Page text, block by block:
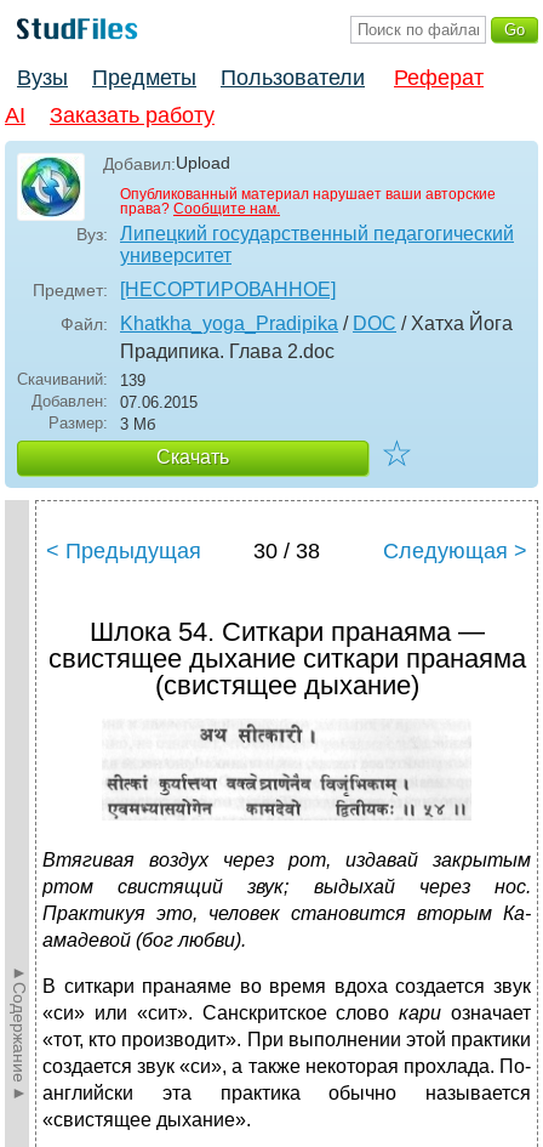
Вузы Предметы Пользователи
Реферат
AI
Заказать работу
Добавил:Upload
Опубликованный материал нарушает ваши авторские
права? Сообщите нам.
Вуз:
Липецкий государственный педагогический
университет
Предмет: [НЕСОРТИРОВАННОЕ]
Файл: Khatkha_yoga_Pradipika / DOC / Хатха Йога
Прадипика. Глава 2.doc
Скачиваний:
139
Добавлен:
07.06.2015
Размер:
3 Мб
Скачать ☆
►Содержание►
< Предыдущая 30 / 38 Следующая >
Шлока 54. Ситкари пранаяма —
свистящее дыхание ситкари пранаяма
(свистящее дыхание)
Втягивая воздух через рот, издавай закрытым
ртом свистящий звук; выдыхай через нос.
Практикуя это, человек становится вторым Ка-
амадевой (бог любви).
В ситкари пранаяме во время вдоха создается звук
«си» или «сит». Санскритское словокариозначает
«тот, кто производит». При выполнении этой практики
создается звук «си», а также некоторая прохлада. По-
английски эта практика обычно называется
«свистящее дыхание».